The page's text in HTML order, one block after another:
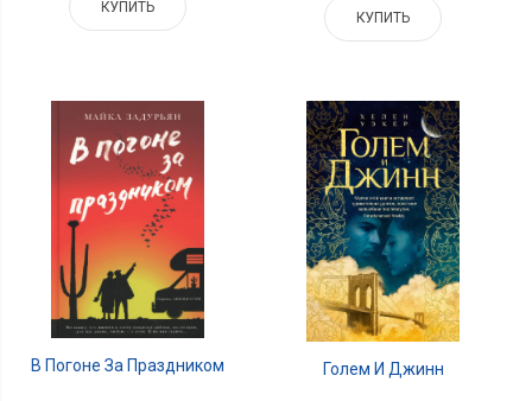
КУПИТЬ
КУПИТЬ
В Погоне За Праздником Голем И Джинн